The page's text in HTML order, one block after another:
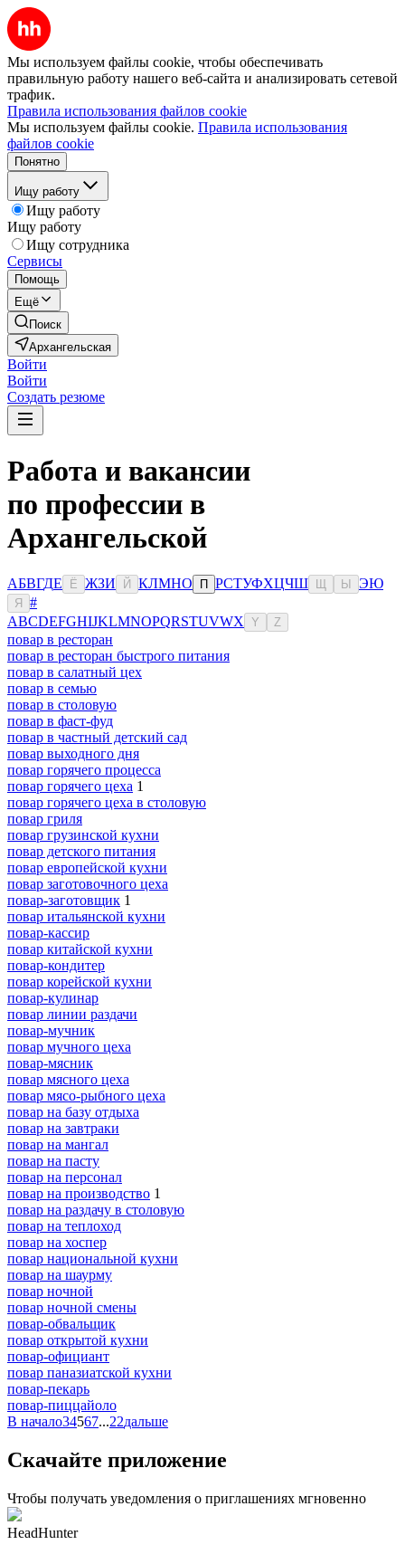
Мы используем файлы cookie, чтобы обеспечивать
правильную работу нашего веб-сайта и анализировать сетевой
трафик.
Правила использования файлов cookie
Мы используем файлы cookie. Правила использования
файлов cookie
Понятно
Ищу работу
Ищу работу
Ищу работу
Ищу сотрудника
Сервисы
Помощь
Ещё
Поиск
Архангельская
Войти
Войти
Создать резюме
Работа и вакансии
по профессии в
Архангельской
АБВГДЕ Ё ЖЗИ Й КЛМНО П РСТУФХЦЧШ Ы ЭЮ
Я
#
ABCDEFGHIJKLMNOPQRSTUVWX Y Z
повар в ресторан
повар в ресторан быстрого питания
повар в салатный цех
повар в семью
повар в столовую
повар в фаст-фуд
повар в частный детский сад
повар выходного дня
повар горячего процесса
повар горячего цеха 1
повар горячего цеха в столовую
повар гриля
повар грузинской кухни
повар детского питания
повар европейской кухни
повар заготовочного цеха
повар-заготовщик 1
повар итальянской кухни
повар-кассир
повар китайской кухни
повар-кондитер
повар корейской кухни
повар-кулинар
повар линии раздачи
повар-мучник
повар мучного цеха
повар-мясник
повар мясного цеха
повар мясо-рыбного цеха
повар на базу отдыха
повар на завтраки
повар на мангал
повар на пасту
повар на персонал
повар на производство 1
повар на раздачу в столовую
повар на теплоход
повар на хоспер
повар национальной кухни
повар на шаурму
повар ночной
повар ночной смены
повар-обвальщик
повар открытой кухни
повар-официант
повар паназиатской кухни
повар-пекарь
повар-пиццайоло
В начало34567...22дальше
Скачайте приложение
Чтобы получать уведомления о приглашениях мгновенно
HeadHunter